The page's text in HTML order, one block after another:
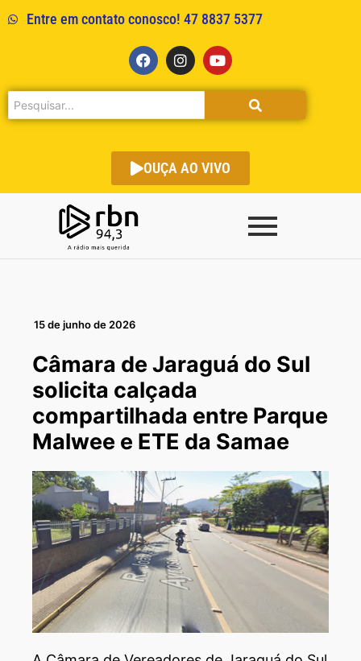
Entre em contato conosco! 47 8837 5377
OUÇA AO VIVO
15 de junho de 2026
Câmara de Jaraguá do Sul
solicita calçada
compartilhada entre Parque
Malwee e ETE da Samae